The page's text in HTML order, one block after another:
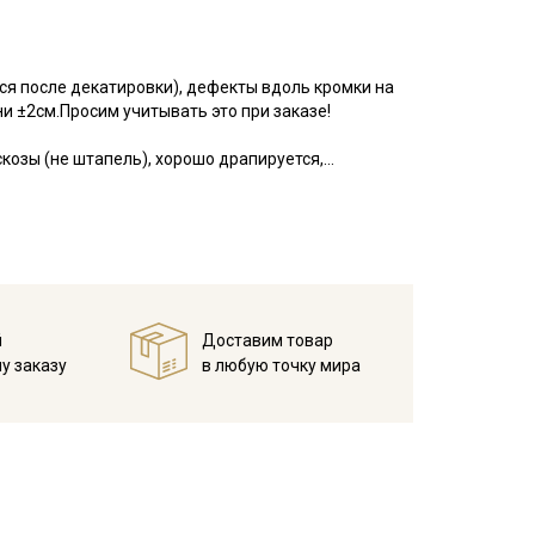
после декатировки), дефекты вдоль кромки на
±2см.Просим учитывать это при заказе!
(не штапель), хорошо драпируется,
нитей, имеет легкий благородный
заказу
Доставим товар
в любую точку мира